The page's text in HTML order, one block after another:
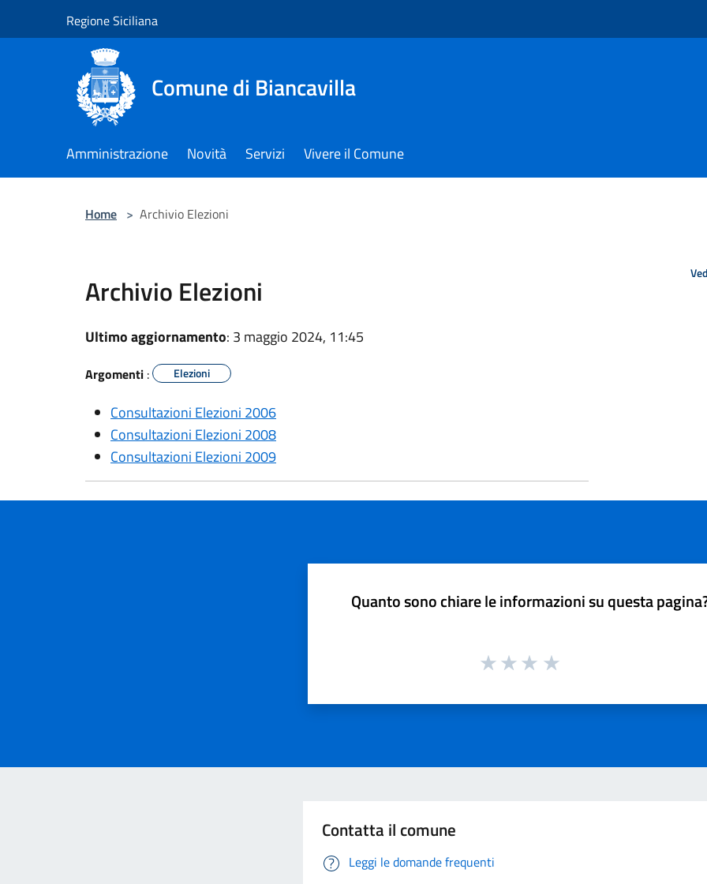
Regione Siciliana
Comune di Biancavilla
Amministrazione Novità Servizi Vivere il Comune
Home > Archivio Elezioni
Archivio Elezioni
Ultimo aggiornamento: 3 maggio 2024, 11:45
Argomenti : Elezioni
Consultazioni Elezioni 2006
Consultazioni Elezioni 2008
Consultazioni Elezioni 2009
Quanto sono chiare le informazioni su questa
Contatta il comune
Leggi le domande frequenti